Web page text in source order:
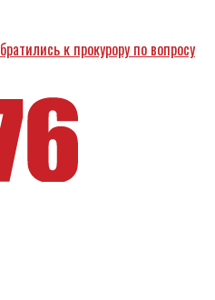
к прокурору по вопросу